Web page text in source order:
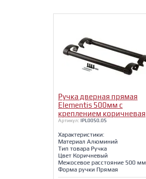
Ручка дверная прямая
Elementis 500мм с
креплением коричневая
Артикул: IPL0050.05
Характеристики:
Материал Алюминий
Тип товара Ручка
Цвет Коричневый
Межосевое расстояние 500 мм
Форма ручки Прямая